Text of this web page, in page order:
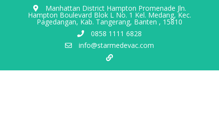
Manhattan District Hampton Promenade Jln.
Hampton Boulevard Blok L No. 1 Kel. Medang, Kec.
Pagedangan, Kab. Tangerang, Banten , 15810
0858 1111 6828
info@starmedevac.com